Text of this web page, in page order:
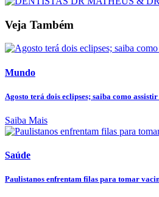
Veja Também
Mundo
Agosto terá dois eclipses; saiba como assistir
Saiba Mais
Saúde
Paulistanos enfrentam filas para tomar